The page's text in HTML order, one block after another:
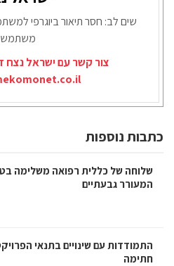
שים לב: חסר תיאור ביוגרפי
צור קשר עם ישראל נצח
כתבות נוספות
שלוחה של כללית רפואה משלימה
המעורר גבעתיים
התמודדות עם שינויים בתנאי
חתימה